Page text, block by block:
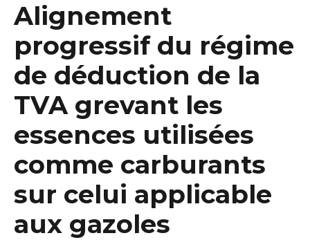
Alignement
progressif du régime
de déduction de la
TVA grevant les
essences utilisées
comme carburants
sur celui applicable
aux gazoles